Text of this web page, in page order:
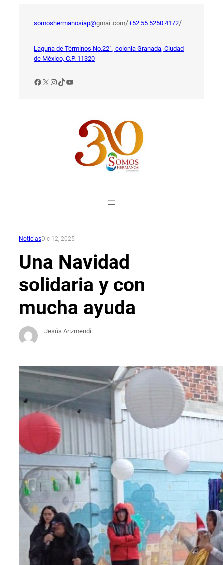
somoshermanosiap@gmail.com/+52 55 5250 4172/
Laguna de Términos No.221, colonia Granada, Ciudad
de México, C.P. 11320
Facebook
X Instagram
TikTok
YouTube
NoticiasDic 12, 2025
Una Navidad
solidaria y con
mucha ayuda
Jesús Arizmendi